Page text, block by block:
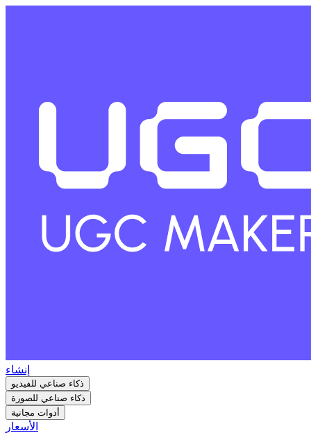
إنشاء
ذكاء صناعي للفيديو
ذكاء صناعي للصورة
أدوات مجانية
الأسعار